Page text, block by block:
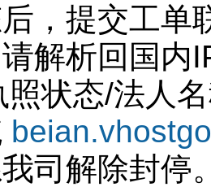
，提交工单
解析回国内
照状态/法人
司解除封停